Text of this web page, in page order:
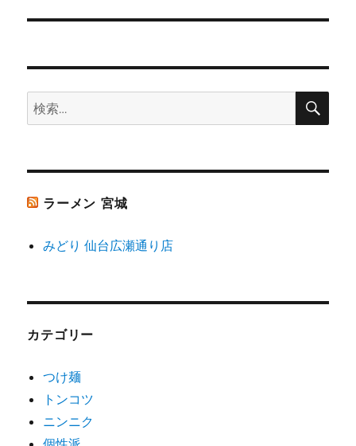
ー
ン
投
検
索:
検
ラーメン 宮城
みどり 仙台広瀬通り店
カテゴリー
つけ麺
トンコツ
ニンニク